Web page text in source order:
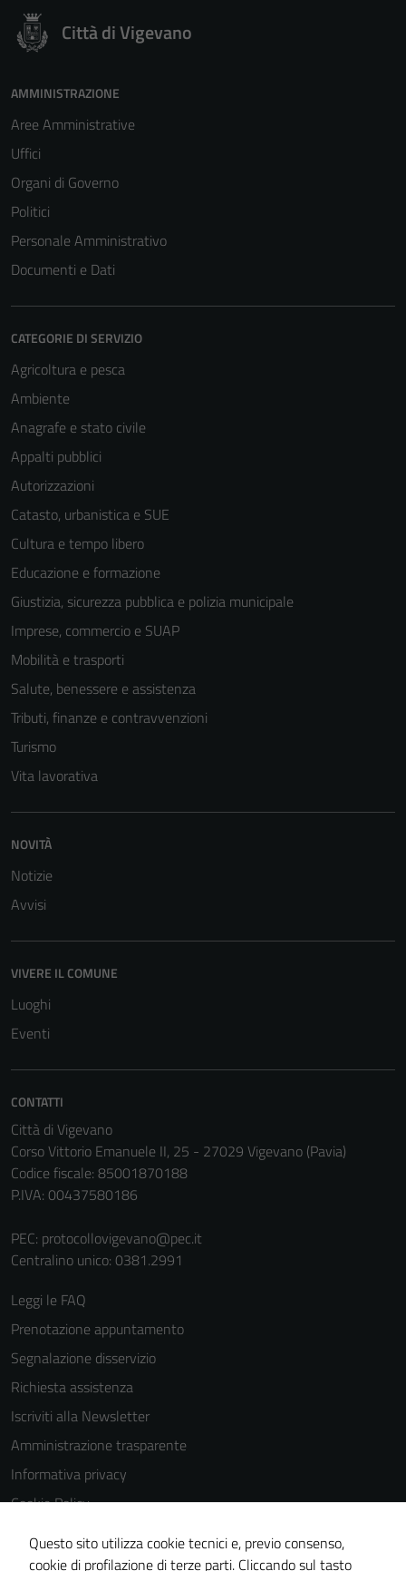
Città di Vigevano
AMMINISTRAZIONE
Aree Amministrative
Uffici
Organi di Governo
Politici
Personale Amministrativo
Documenti e Dati
CATEGORIE DI SERVIZIO
Agricoltura e pesca
Ambiente
Anagrafe e stato civile
Appalti pubblici
Autorizzazioni
Catasto, urbanistica e SUE
Cultura e tempo libero
Educazione e formazione
Giustizia, sicurezza pubblica e polizia municipale
Imprese, commercio e SUAP
Mobilità e trasporti
Salute, benessere e assistenza
Tributi, finanze e contravvenzioni
Turismo
Vita lavorativa
NOVITÀ
Notizie
Avvisi
VIVERE IL COMUNE
Luoghi
Eventi
CONTATTI
Città di Vigevano
Corso Vittorio Emanuele II, 25 - 27029 Vigevano (Pavia)
Codice fiscale: 85001870188
P.IVA: 00437580186
PEC: protocollovigevano@pec.it
Centralino unico: 0381.2991
Leggi le FAQ
Prenotazione appuntamento
Segnalazione disservizio
Richiesta assistenza
Iscriviti alla Newsletter
Amministrazione trasparente
Informativa privacy
Cookie Policy
Media policy
Note legali
Questo sito utilizza cookie tecnici e, previo consenso,
cookie di profilazione di terze parti. Cliccando sul tasto
non raccolgono
informazioni